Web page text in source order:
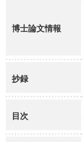
博士論文情報
抄録
目次